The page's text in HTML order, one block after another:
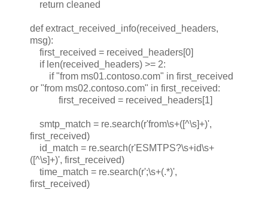
return cleaned
def extract_received_info(received_headers,
msg):
first_received = received_headers[0]
if len(received_headers) >= 2:
if "from ms01.contoso.com" in first_received
or "from ms02.contoso.com" in first_received:
first_received = received_headers[1]
smtp_match = re.search(r'from\s+([^\s]+)',
first_received)
id_match = re.search(r'ESMTPS?\s+id\s+
([^\s]+)', first_received)
time_match = re.search(r';\s+(.*)',
first_received)